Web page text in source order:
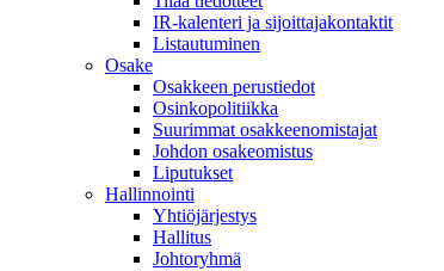
IR-kalenteri ja sijoittajakontaktit
Listautuminen
Osake
Osakkeen perustiedot
Osinkopolitiikka
Suurimmat osakkeenomistajat
Johdon osakeomistus
Liputukset
Hallinnointi
Yhtiöjärjestys
Hallitus
Johtoryhmä